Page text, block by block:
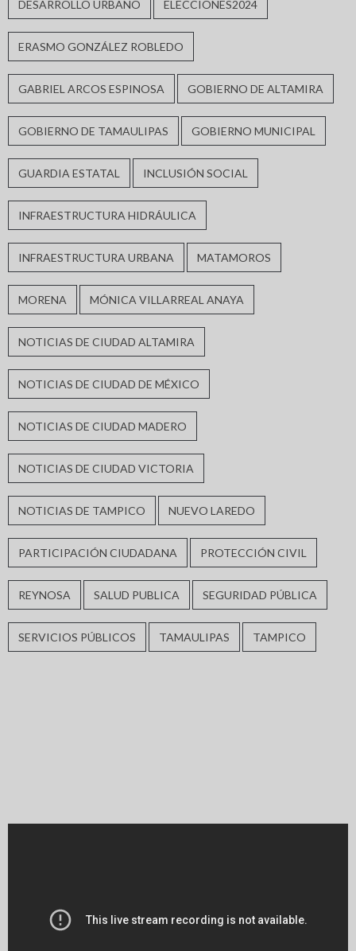
DESARROLLO URBANO ELECCIONES2024
ERASMO GONZÁLEZ ROBLEDO
GABRIEL ARCOS ESPINOSA GOBIERNO DE ALTAMIRA
GOBIERNO DE TAMAULIPAS GOBIERNO MUNICIPAL
GUARDIA ESTATAL INCLUSIÓN SOCIAL
INFRAESTRUCTURA HIDRÁULICA
INFRAESTRUCTURA URBANA MATAMOROS
MORENA MÓNICA VILLARREAL ANAYA
NOTICIAS DE CIUDAD ALTAMIRA
NOTICIAS DE CIUDAD DE MÉXICO
NOTICIAS DE CIUDAD MADERO
NOTICIAS DE CIUDAD VICTORIA
NOTICIAS DE TAMPICO NUEVO LAREDO
PARTICIPACIÓN CIUDADANA PROTECCIÓN CIVIL
REYNOSA SALUD PUBLICA SEGURIDAD PÚBLICA
SERVICIOS PÚBLICOS TAMAULIPAS TAMPICO